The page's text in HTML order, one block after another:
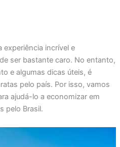
experiência incrível e
ser bastante caro. No entanto,
e algumas dicas úteis, é
pelo país. Por isso, vamos
ajudá-lo a economizar em
pelo Brasil.